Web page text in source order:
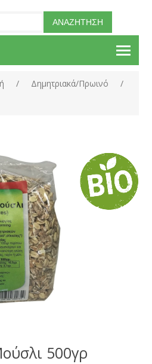
/ Δημητριακά/Πρωινό
/
500γρ